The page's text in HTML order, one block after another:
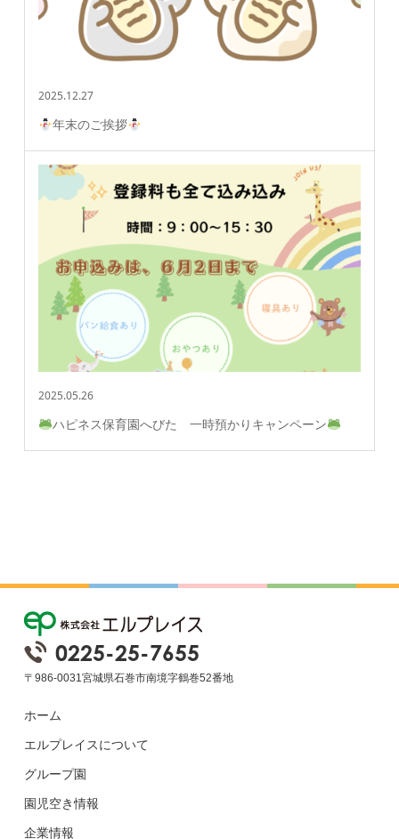
2025.12.27
年末のご挨拶
2025.05.26
ハピネス保育園へびた 一時預かりキャンペーン
0225-25-7655
〒986-0031宮城県石巻市南境字鶴巻52番地
ホーム
エルプレイスについて
グループ園
園児空き情報
企業情報